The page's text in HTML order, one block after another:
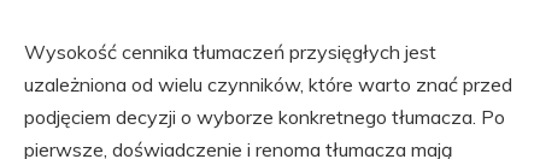
Wysokość cennika tłumaczeń przysięgłych jest
uzależniona od wielu czynników, które warto znać przed
podjęciem decyzji o wyborze konkretnego tłumacza. Po
pierwsze, doświadczenie i renoma tłumacza mają